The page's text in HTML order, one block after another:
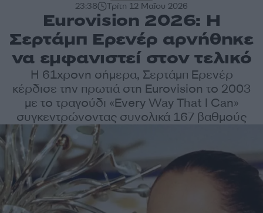
23:38 Τρίτη 12 Μαΐου 2026
Eurovision 2026: Η
Σερτάμπ Ερενέρ αρνήθηκε
να εμφανιστεί στον τελικό
Η 61χρονη σήμερα, Σερτάμπ Ερενέρ
κέρδισε την πρωτιά στη Eurovision το 2003
με το τραγούδι «Every Way That I Can»
συγκεντρώνοντας συνολικά 167 βαθμούς